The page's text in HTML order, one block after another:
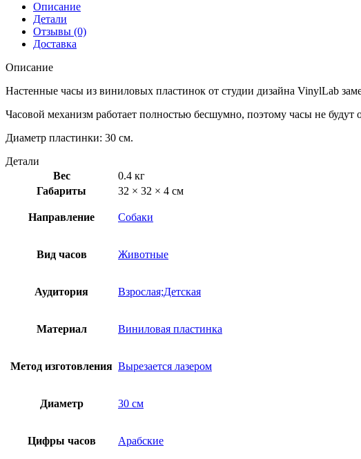
Описание
Детали
Отзывы (0)
Доставка
Описание
Настенные часы из виниловых пластинок от студии дизайна VinylLab
Часовой механизм работает полностью бесшумно, поэтому часы не будут
Диаметр пластинки: 30 см.
Детали
Вес
0.4 кг
Габариты
32 × 32 × 4 см
Направление Собаки
Вид часов Животные
Аудитория Взрослая;Детская
Материал Виниловая пластинка
Метод изготовления Вырезается лазером
Диаметр 30 см
Цифры часов Арабские